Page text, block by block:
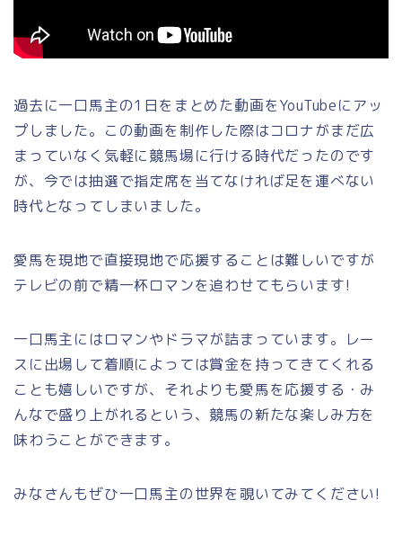
過去に一口馬主の1日をまとめた動画をYouTubeにアッ
プしました。この動画を制作した際はコロナがまだ広
まっていなく気軽に競馬場に行ける時代だったのです
が、今では抽選で指定席を当てなければ足を運べない
時代となってしまいました。
愛馬を現地で直接現地で応援することは難しいですが
テレビの前で精一杯ロマンを追わせてもらいます!
一口馬主にはロマンやドラマが詰まっています。レー
スに出場して着順によっては賞金を持ってきてくれる
ことも嬉しいですが、それよりも愛馬を応援する・み
んなで盛り上がれるという、競馬の新たな楽しみ方を
味わうことができます。
みなさんもぜひ一口馬主の世界を覗いてみてください!